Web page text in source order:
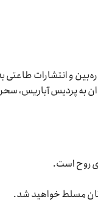
و انتشارات
به پردیس آباریس،
روح است.
مسلط خواهید شد.